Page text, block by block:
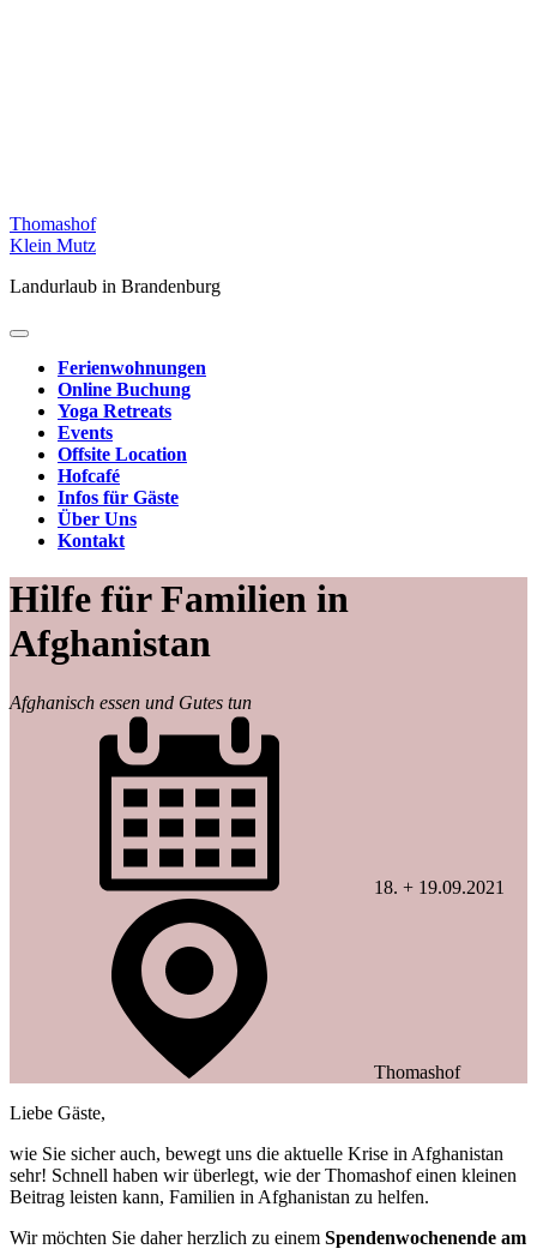
Skip
to
Thomashof
Klein Mutz
Landurlaub in Brandenburg
Ferienwohnungen
Online Buchung
Yoga Retreats
Events
Offsite Location
Hofcafé
Infos für Gäste
Über Uns
Kontakt
Hilfe für Familien in
Afghanistan
Afghanisch essen und Gutes tun
18. + 19.09.2021
Thomashof
Liebe Gäste,
wie Sie sicher auch, bewegt uns die aktuelle Krise in Afghanistan
sehr! Schnell haben wir überlegt, wie der Thomashof einen kleinen
Beitrag leisten kann, Familien in Afghanistan zu helfen.
Wir möchten Sie daher herzlich zu einem Spendenwochenende am